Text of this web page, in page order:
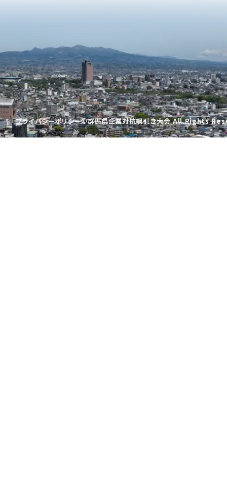
プライバシーポリシー©︎群馬県企業対抗綱引き大会 All Rights